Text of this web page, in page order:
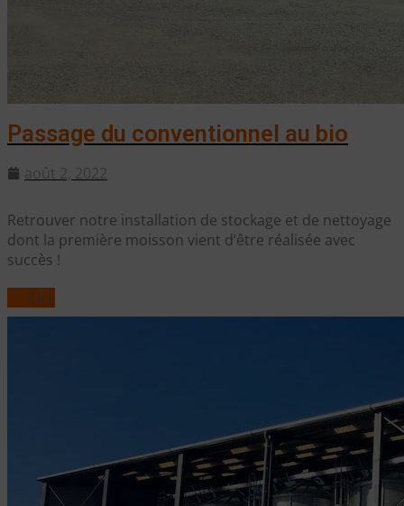
Passage du conventionnel au bio
août 2, 2022
Retrouver notre installation de stockage et de nettoyage
dont la première moisson vient d’être réalisée avec
succès !
Lire